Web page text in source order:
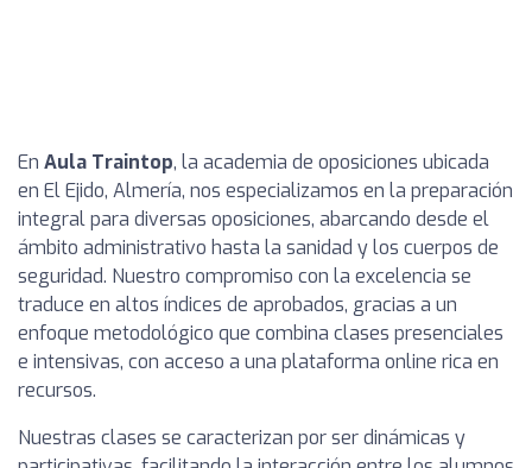
En Aula Traintop, la academia de oposiciones ubicada
en El Ejido, Almería, nos especializamos en la preparación
integral para diversas oposiciones, abarcando desde el
ámbito administrativo hasta la sanidad y los cuerpos de
seguridad. Nuestro compromiso con la excelencia se
traduce en altos índices de aprobados, gracias a un
enfoque metodológico que combina clases presenciales
e intensivas, con acceso a una plataforma online rica en
recursos.
Nuestras clases se caracterizan por ser dinámicas y